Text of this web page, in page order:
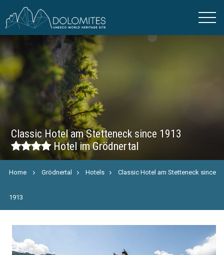
Classic Hotel am Stetteneck since 1913
Hotel im Grödnertal
Home Grödnertal Hotels Classic Hotel am Stetteneck since
1913